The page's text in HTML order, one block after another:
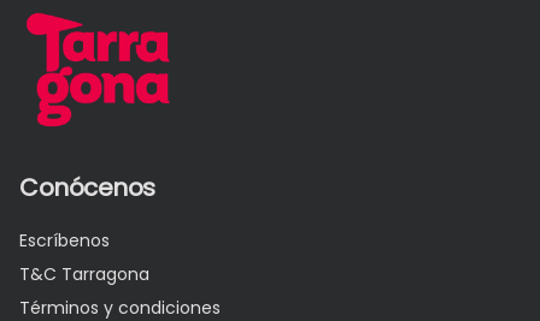
Conócenos
Escríbenos
T&C Tarragona
Términos y condiciones